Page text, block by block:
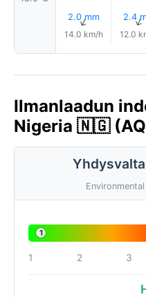
2.0 mm
↑
14.0 km/h
2.4↑
12.0
Ilmanlaadun
Nigeria 🇳🇬
1
1 2 3